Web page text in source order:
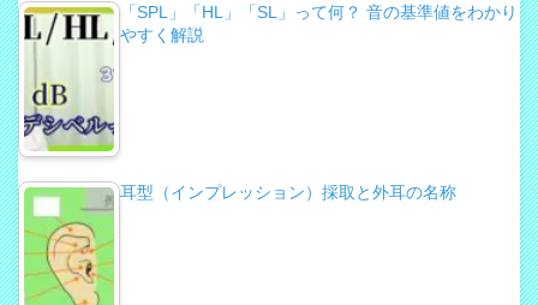
「SPL」「HL」「SL」って何？ 音の基準値をわかり
やすく解説
耳型（インプレッション）採取と外耳の名称